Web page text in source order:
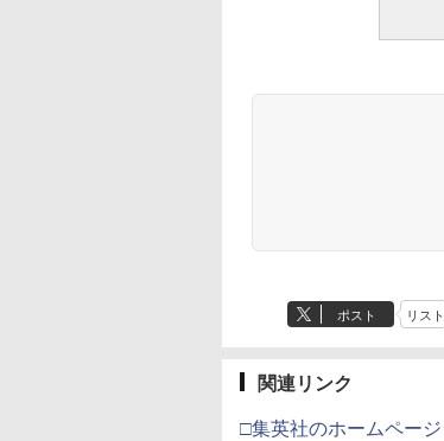
ポスト リスト
関連リンク
□集英社のホームページ